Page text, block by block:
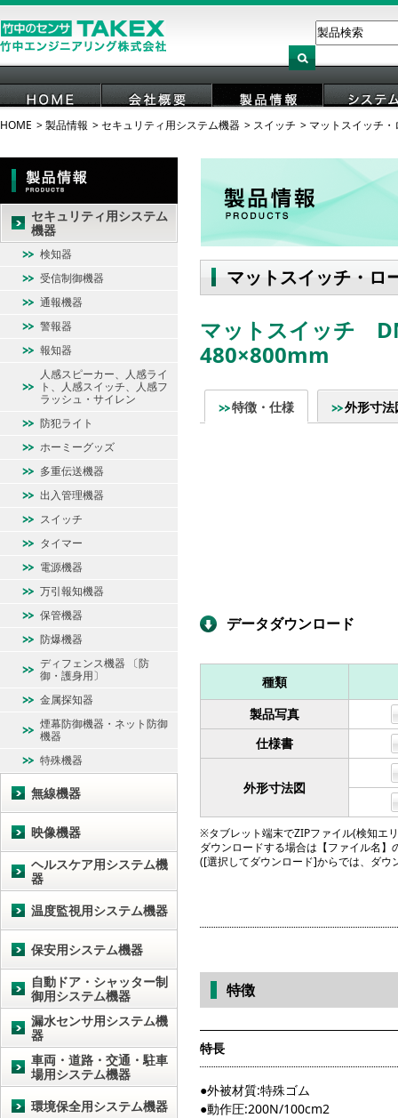
HOME 会社概要 製品情報 システ
HOME 製品情報 セキュリティ用システム機器 スイッチ マットスイッチ
マットスイッチ・ロ
マットスイッチ
480×800mm
特徴・仕様 外形寸法
データダウンロード
種類
製品写真
仕様書
外形寸法図
※タブレット端末でZIPファイル(検知エ
ダウンロードする場合は【ファイル名
([選択してダウンロード]からでは、ダ
特徴
特長
●外被材質:特殊ゴム
●動作圧:200N/100cm2
セキュリティ用システム
機器
検知器
受信制御機器
通報機器
警報器
報知器
人感スピーカー、人感ライ
ト、人感スイッチ、人感フ
ラッシュ・サイレン
防犯ライト
ホーミーグッズ
多重伝送機器
出入管理機器
スイッチ
タイマー
電源機器
万引報知機器
保管機器
防爆機器
ディフェンス機器 〔防
御・護身用〕
金属探知器
煙幕防御機器・ネット防御
機器
特殊機器
無線機器
映像機器
ヘルスケア用システム機
器
温度監視用システム機器
保安用システム機器
自動ドア・シャッター制
御用システム機器
漏水センサ用システム機
器
車両・道路・交通・駐車
場用システム機器
環境保全用システム機器